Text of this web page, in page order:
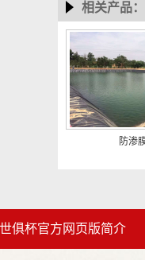
相关产品：
防渗
世俱杯官方网页版简介